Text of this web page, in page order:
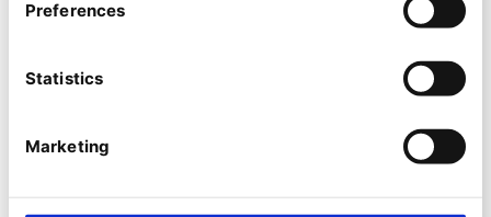
Preferences
Statistics
Marketing
experiencias digitales sobresalientes centradas
en el cliente durante el último año.
Comwrap Reply